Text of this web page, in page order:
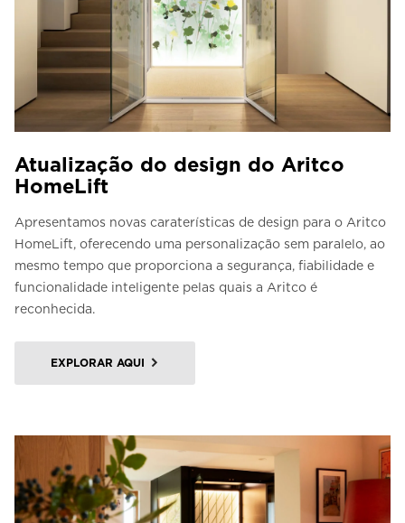
Atualização do design do Aritco
HomeLift
Apresentamos novas caraterísticas de design para o Aritco
HomeLift, oferecendo uma personalização sem paralelo, ao
mesmo tempo que proporciona a segurança, fiabilidade e
funcionalidade inteligente pelas quais a Aritco é
reconhecida.
EXPLORAR AQUI